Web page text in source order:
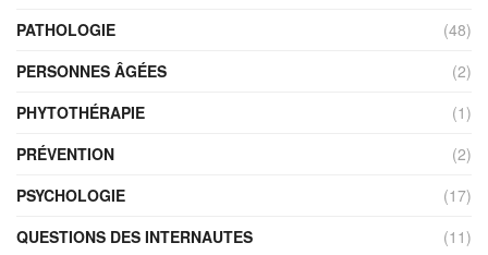
PATHOLOGIE
(48)
PERSONNES ÂGÉES
(2)
PHYTOTHÉRAPIE
(1)
PRÉVENTION
(2)
PSYCHOLOGIE
(17)
QUESTIONS DES INTERNAUTES
(11)